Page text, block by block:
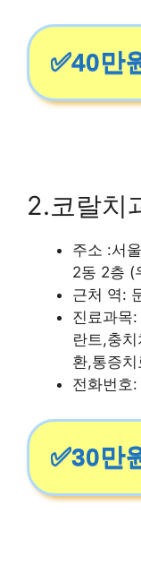
✅40만
2.코랄치
주소 :서
2동 2층
근처 역:
진료과목
란트,충
환,통증
전화번
✅30만